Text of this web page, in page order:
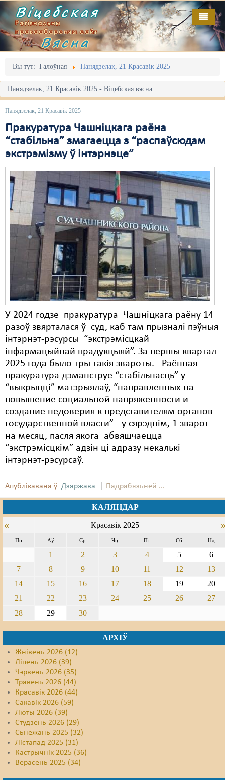
Віцебская
Рэгіянальны
праваабарончы сайт
Вясна
Вы тут: Галоўная Панядзелак, 21 Красавік 2025
Панядзелак, 21 Красавік 2025 - Віцебская вясна
Панядзелак, 21 Красавік 2025
Пракуратура Чашніцкага раёна
“стабільна” змагаецца з “распаўсюдам
экстрэмізму ў інтэрнэце”
У 2024 годзе пракуратура Чашніцкага раёну 14
разоў звярталася ў суд, каб там прызналі пэўныя
інтэрнэт-рэсурсы “экстрэмісцкай
інфармацыйнай прадукцыяй”. За першы квартал
2025 года было тры такія звароты. Раённая
пракуратура дэманструе “стабільнасць” у
“выкрыцці” матэрыялаў, “направленных на
повышение социальной напряженности и
создание недоверия к представителям органов
государственной власти” - у сярэднім, 1 зварот
на месяц, пасля якога абвяшчаецца
“экстрэмісцкім” адзін ці адразу некалькі
інтэрнэт-рэсурсаў.
Апублікавана ў Дзяржава Падрабязьней ...
КАЛЯНДАР
« Красавік 2025
Пн Аў Ср Чц Пт Сб Нд
1 2 3 4 5
6
7
8 9 10 11 12
13
14
15 16 17 18 19
20
21
22 23 24 25 26
27
28
29 30
АРХІЎ
Жнівень 2026 (12)
Ліпень 2026 (39)
Чэрвень 2026 (35)
Травень 2026 (44)
Красавік 2026 (44)
Сакавік 2026 (59)
Люты 2026 (39)
Студзень 2026 (29)
Сьнежань 2025 (32)
Лістапад 2025 (31)
Кастрычнік 2025 (36)
Верасень 2025 (34)
Галоўная
Адміністрацыйны перасьлед
Акцыі
Выбары
Грамадзянскія ініцыятывы
Дзяржава
Дыскрымінацыя
Затрыманьні
Карная псыхіятрыя
Культурныя правы
ЛПП
Мігранты
Мірныя сходы
Палітвязьні
Праваабаронцы
Правы дзіцяці
Распальваньне варожасьці
Рознае
Свабода сумленьня
Правы працоўных
Сацыяльныя правы
Выданьні
Відэа
Пра нас
RSS